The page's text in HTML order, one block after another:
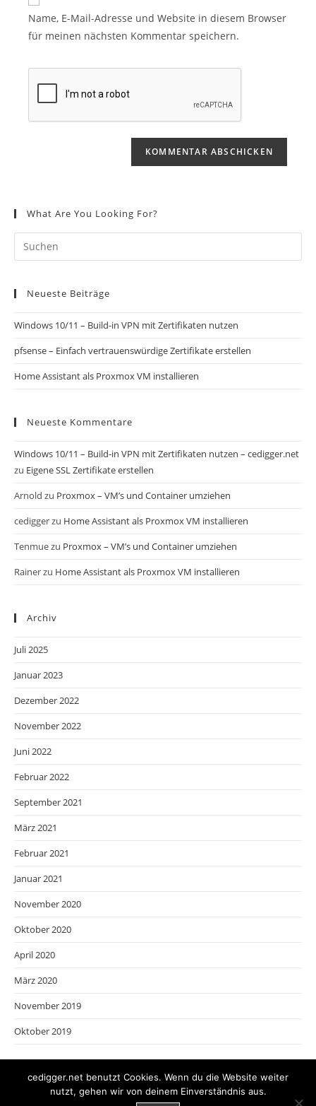
Name, E-Mail-Adresse und Website in diesem Browser
für meinen nächsten Kommentar speichern.
What Are You Looking For?
Neueste Beiträge
Windows 10/11 – Build-in VPN mit Zertifikaten nutzen
pfsense – Einfach vertrauenswürdige Zertifikate erstellen
Home Assistant als Proxmox VM installieren
Neueste Kommentare
Windows 10/11 – Build-in VPN mit Zertifikaten nutzen – cedigger.net
zu Eigene SSL Zertifikate erstellen
Arnold zu Proxmox – VM’s und Container umziehen
cediggerzu Home Assistant als Proxmox VM installieren
Tenmuezu Proxmox – VM’s und Container umziehen
Rainerzu Home Assistant als Proxmox VM installieren
Archiv
Juli 2025
Januar 2023
Dezember 2022
November 2022
Juni 2022
Februar 2022
September 2021
März 2021
Februar 2021
Januar 2021
November 2020
Oktober 2020
April 2020
März 2020
November 2019
Oktober 2019
cedigger.net benutzt Cookies. Wenn du die Website weiter
nutzt, gehen wir von deinem Einverständnis aus.